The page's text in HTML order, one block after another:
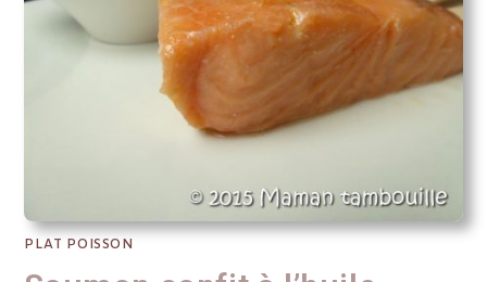
PLAT POISSON